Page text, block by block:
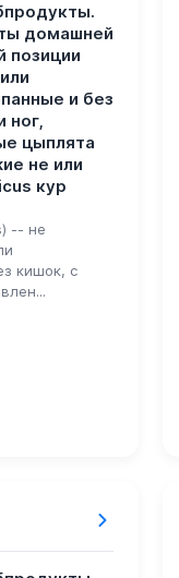
домашней
позиции
и без
ног,
цыплята
не или
кур
-- не
кишок, с